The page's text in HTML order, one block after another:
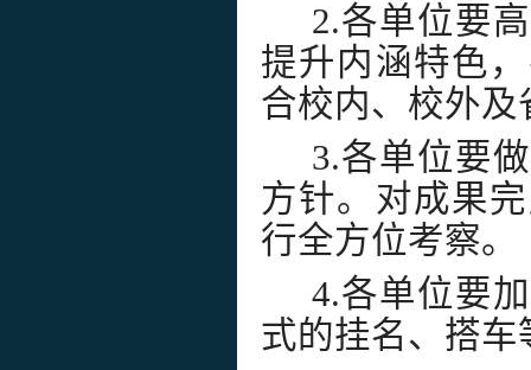
2.各单位要
提升内涵特色
合校内、校外
3.各单位要
方针。对成果
行全方位考察。
4.各单位要
式的挂名、搭